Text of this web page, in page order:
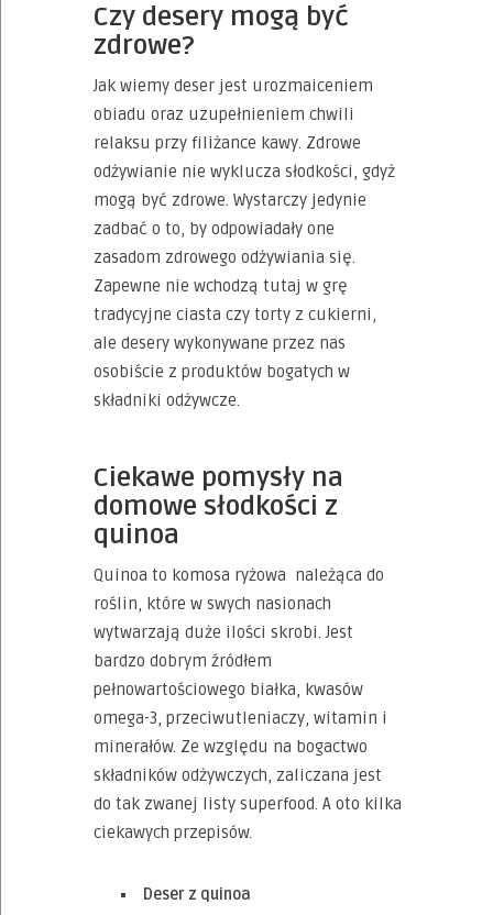
Czy desery mogą być
zdrowe?
Jak wiemy deser jest urozmaiceniem
obiadu oraz uzupełnieniem chwili
relaksu przy filiżance kawy. Zdrowe
odżywianie nie wyklucza słodkości, gdyż
mogą być zdrowe. Wystarczy jedynie
zadbać o to, by odpowiadały one
zasadom zdrowego odżywiania się.
Zapewne nie wchodzą tutaj w grę
tradycyjne ciasta czy torty z cukierni,
ale desery wykonywane przez nas
osobiście z produktów bogatych w
składniki odżywcze.
Ciekawe pomysły na
domowe słodkości z
quinoa
Quinoa to komosa ryżowa należąca do
roślin, które w swych nasionach
wytwarzają duże ilości skrobi. Jest
bardzo dobrym źródłem
pełnowartościowego białka, kwasów
omega-3, przeciwutleniaczy, witamin i
minerałów. Ze względu na bogactwo
składników odżywczych, zaliczana jest
do tak zwanej listy superfood. A oto kilka
ciekawych przepisów.
Deser z quinoa